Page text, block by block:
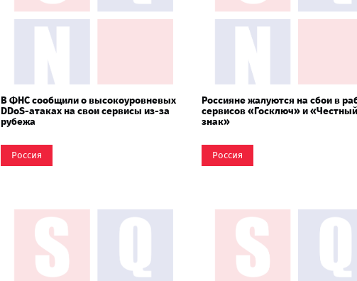
В ФНС сообщили о высокоуровневых
DDoS-атаках на свои сервисы из-за
рубежа
Россия
Россияне жалуются на сбои в
сервисов «Госключ» и «Честный
знак»
Россия